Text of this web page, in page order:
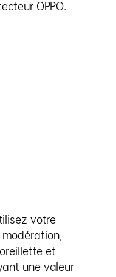
OPPO.
votre
et
une valeur